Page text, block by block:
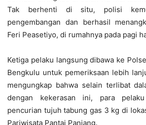
Tak berhenti di situ, polisi
pengembangan dan berhasil
Feri Peasetiyo, di rumahnya pada pagi
Ketiga pelaku langsung dibawa ke
Bengkulu untuk pemeriksaan lebih
mengungkap bahwa selain terlibat
dengan kekerasan ini, para
pencurian tujuh tabung gas 3 kg di
Pariwisata Pantai Panjang.